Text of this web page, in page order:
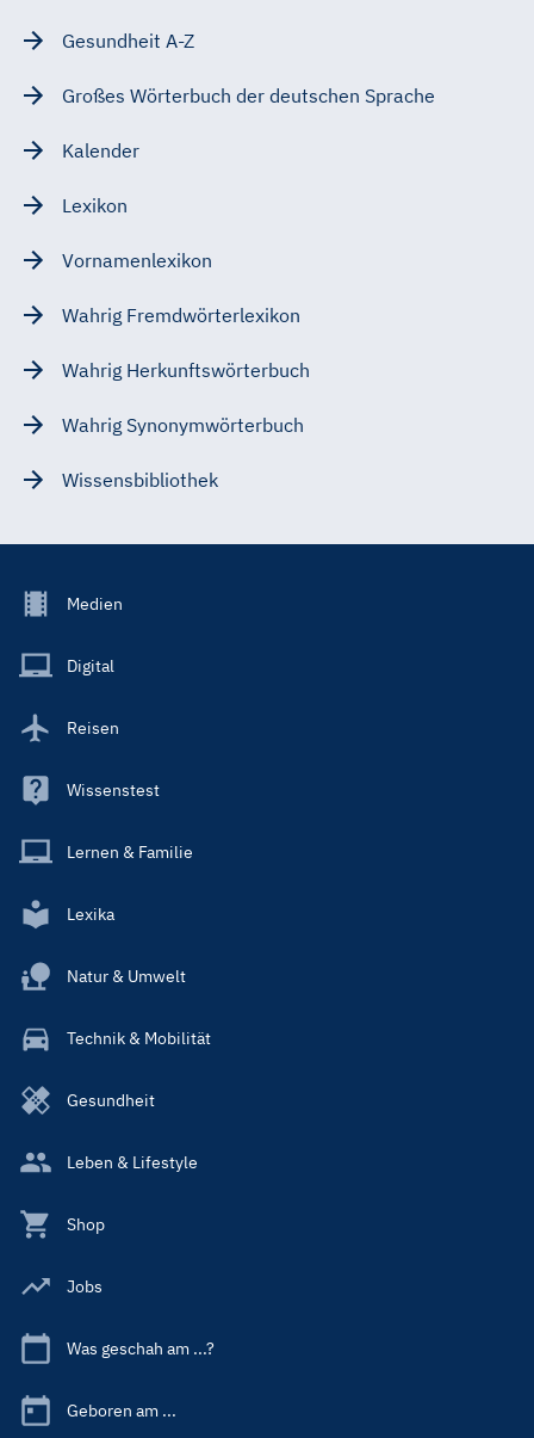
Gesundheit A-Z
Großes Wörterbuch der deutschen Sprache
Kalender
Lexikon
Vornamenlexikon
Wahrig Fremdwörterlexikon
Wahrig Herkunftswörterbuch
Wahrig Synonymwörterbuch
Wissensbibliothek
Footer
Main
Medien
Digital
Reisen
Wissenstest
Lernen & Familie
Lexika
Natur & Umwelt
Technik & Mobilität
Gesundheit
Leben & Lifestyle
Shop
Jobs
Was geschah am ...?
Geboren am ...